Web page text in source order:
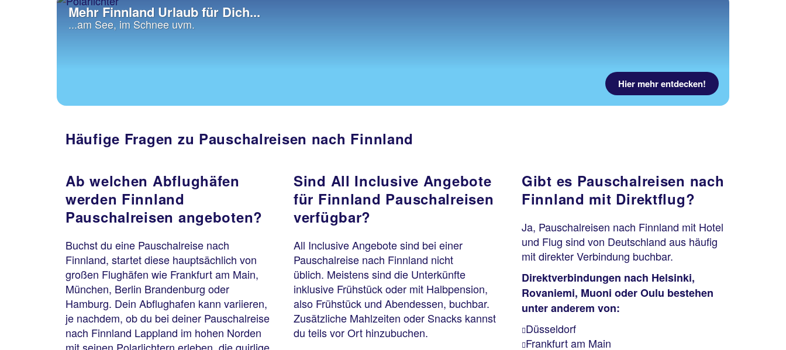
Mehr Finnland Urlaub für Dich...
...am See, im Schnee uvm.
Hier mehr entdecken!
Häufige Fragen zu Pauschalreisen nach Finnland
Ab welchen Abflughäfen
werden Finnland
Pauschalreisen angeboten?
Buchst du eine Pauschalreise nach
Finnland, startet diese hauptsächlich von
großen Flughäfen wie Frankfurt am Main,
München, Berlin Brandenburg oder
Hamburg. Dein Abflughafen kann variieren,
je nachdem, ob du bei deiner Pauschalreise
nach Finnland Lappland im hohen Norden
Sind All Inclusive Angebote
für Finnland Pauschalreisen
verfügbar?
All Inclusive Angebote sind bei einer
Pauschalreise nach Finnland nicht
üblich. Meistens sind die Unterkünfte
inklusive Frühstück oder mit Halbpension,
also Frühstück und Abendessen, buchbar.
Zusätzliche Mahlzeiten oder Snacks kannst
du teils vor Ort hinzubuchen.
Gibt es Pauschalreisen nach
Finnland mit Direktflug?
Ja, Pauschalreisen nach Finnland mit Hotel
und Flug sind von Deutschland aus häufig
mit direkter Verbindung buchbar.
Direktverbindungen nach Helsinki,
Rovaniemi, Muoni oder Oulu bestehen
unter anderem von:
Düsseldorf
Frankfurt am Main